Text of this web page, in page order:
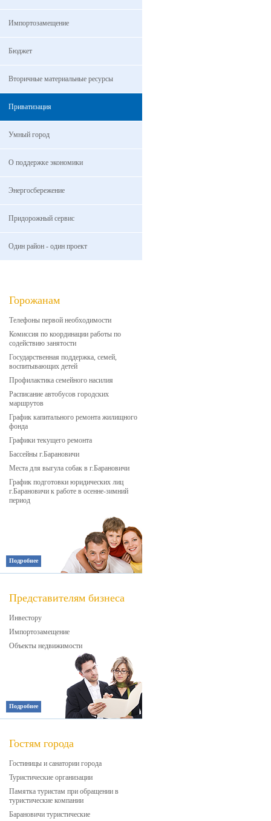
Импортозамещение
Бюджет
Вторичные материальные ресурсы
Приватизация
Умный город
О поддержке экономики
Энергосбережение
Придорожный сервис
Один район - один проект
Горожанам
Телефоны первой необходимости
Комиссия по координации работы по
содействию занятости
Государственная поддержка, семей,
воспитывающих детей
Профилактика семейного насилия
Расписание автобусов городских
маршрутов
График капитального ремонта жилищного
фонда
Графики текущего ремонта
Бассейны г.Барановичи
Места для выгула собак в г.Барановичи
График подготовки юридических лиц
г.Барановичи к работе в осенне-зимний
период
Подробнее
Представителям бизнеса
Инвестору
Импортозамещение
Объекты недвижимости
Подробнее
Гостям города
Гостиницы и санатории города
Туристические организации
Памятка туристам при обращении в
туристические компании
Барановичи туристические